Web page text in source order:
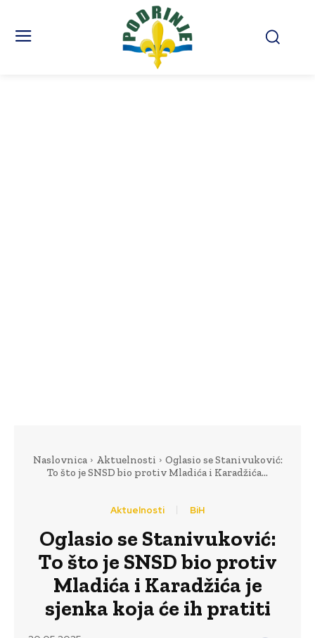
Naslovnica Aktuelnosti
Oglasio se Stanivuković:
To što je SNSD bio protiv Mladića i Karadžića...
Aktuelnosti BiH
Oglasio se Stanivuković:
To što je SNSD bio protiv
Mladića i Karadžića je
sjenka koja će ih pratiti